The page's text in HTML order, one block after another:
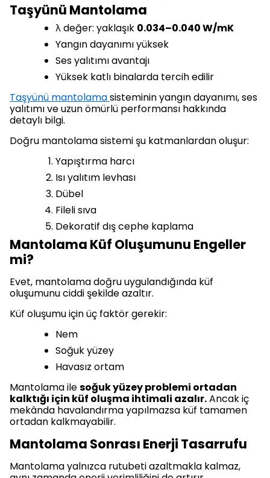
Taşyünü Mantolama
λ değer: yaklaşık 0.034–0.040 W/mK
Yangın dayanımı yüksek
Ses yalıtımı avantajı
Yüksek katlı binalarda tercih edilir
Taşyünü mantolamasisteminin yangın dayanımı, ses
yalıtımı ve uzun ömürlü performansı hakkında
detaylı bilgi.
Doğru mantolama sistemi şu katmanlardan oluşur:
Yapıştırma harcı
Isı yalıtım levhası
Dübel
Fileli sıva
Dekoratif dış cephe kaplama
Mantolama Küf Oluşumunu Engeller
mi?
Evet, mantolama doğru uygulandığında küf
oluşumunu ciddi şekilde azaltır.
Küf oluşumu için üç faktör gerekir:
Nem
Soğuk yüzey
Havasız ortam
Mantolama ilesoğuk yüzey problemi ortadan
kalktığı için küf oluşma ihtimali azalır.Ancak iç
mekânda havalandırma yapılmazsa küf tamamen
ortadan kalkmayabilir.
Mantolama Sonrası Enerji Tasarrufu
Mantolama yalnızca rutubeti azaltmakla kalmaz,